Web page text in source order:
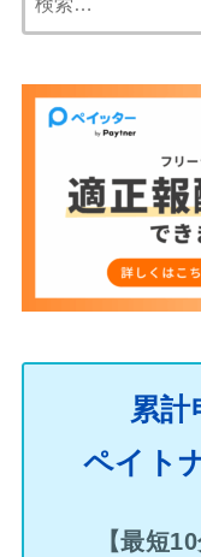
累計
ペイト
【最短